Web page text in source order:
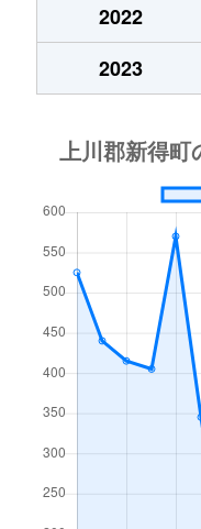
2022
2023